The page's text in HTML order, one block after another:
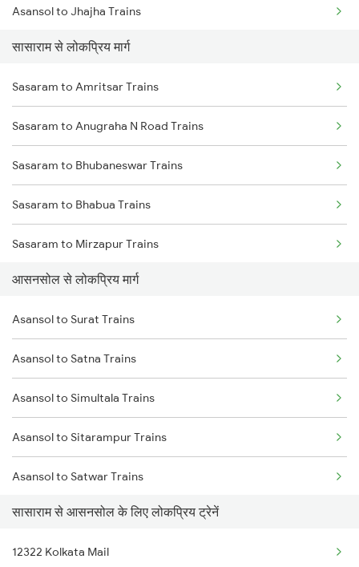
Sasaram to Varanasi Trains
Sasaram to Burdwan Trains
Asansol to Jhajha Trains
Asansol to Chittaranjan Trains
Asansol to Kiul Trains
Asansol to Raniganj Trains
Asansol to Mughal Sarai Trains
Asansol to Dhanbad Trains
सासाराम से लोकप्रिय मार्ग
Sasaram to Amritsar Trains
Sasaram to Anugraha N Road Trains
Sasaram to Bhubaneswar Trains
Sasaram to Bhabua Trains
Sasaram to Mirzapur Trains
Sasaram to Bareilly Trains
Sasaram to Bhagalpur Trains
Sasaram to Bokaro Steel City Trains
Sasaram to Rupsa Trains
Sasaram to Bhopal Trains
Sasaram to Balharshah Trains
Sasaram to Bankura Trains
Sasaram to Vadodara Trains
आसनसोल से लोकप्रिय मार्ग
Asansol to Surat Trains
Asansol to Satna Trains
Asansol to Simultala Trains
Asansol to Sitarampur Trains
Asansol to Satwar Trains
Asansol to Suri Trains
Asansol to Siwan Trains
सासाराम से आसनसोल के लिए लोकप्रिय ट्रेनें
12322 Kolkata Mail